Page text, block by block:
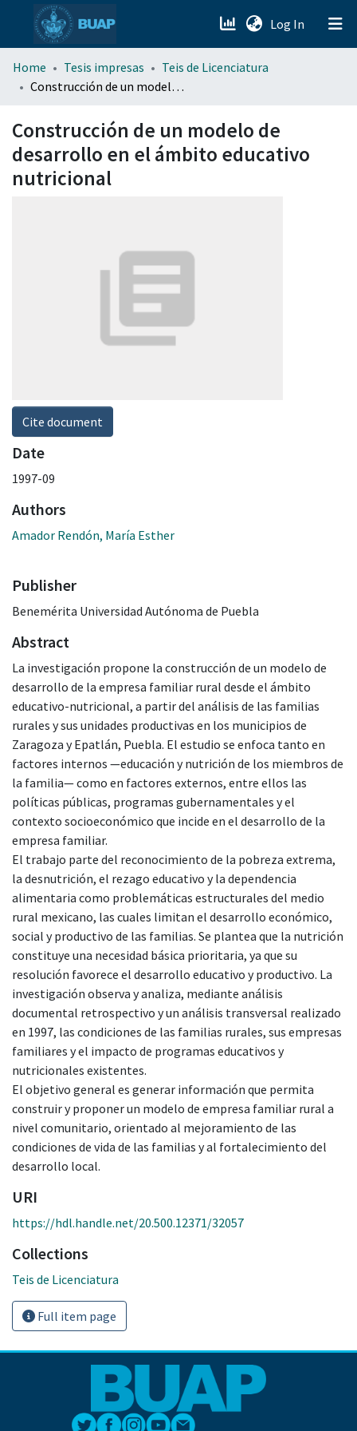
Log In (current)
menu.section.about_menu
Home Tesis impresas
Teis de Licenciatura
Construcción de un modelo de desarrollo en el ámbito educativo nutricional
Construcción de un modelo de
desarrollo en el ámbito educativo
nutricional
Cite document
Date
1997-09
Authors
Amador Rendón, María Esther
Publisher
Benemérita Universidad Autónoma de Puebla
Abstract
La investigación propone la construcción de un modelo de
desarrollo de la empresa familiar rural desde el ámbito
educativo-nutricional, a partir del análisis de las familias
rurales y sus unidades productivas en los municipios de
Zaragoza y Epatlán, Puebla. El estudio se enfoca tanto en
factores internos —educación y nutrición de los miembros de
la familia— como en factores externos, entre ellos las
políticas públicas, programas gubernamentales y el
contexto socioeconómico que incide en el desarrollo de la
empresa familiar.
El trabajo parte del reconocimiento de la pobreza extrema,
la desnutrición, el rezago educativo y la dependencia
alimentaria como problemáticas estructurales del medio
rural mexicano, las cuales limitan el desarrollo económico,
social y productivo de las familias. Se plantea que la nutrición
constituye una necesidad básica prioritaria, ya que su
resolución favorece el desarrollo educativo y productivo. La
investigación observa y analiza, mediante análisis
documental retrospectivo y un análisis transversal realizado
en 1997, las condiciones de las familias rurales, sus empresas
familiares y el impacto de programas educativos y
nutricionales existentes.
El objetivo general es generar información que permita
construir y proponer un modelo de empresa familiar rural a
nivel comunitario, orientado al mejoramiento de las
condiciones de vida de las familias y al fortalecimiento del
desarrollo local.
URI
https://hdl.handle.net/20.500.12371/32057
Collections
Teis de Licenciatura
Full item page